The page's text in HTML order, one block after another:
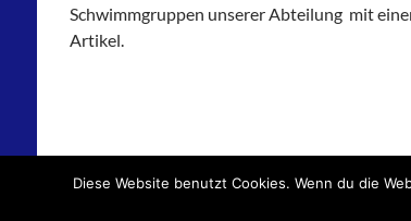
Schwimmgruppen unserer Abteilung mit
Artikel.
Diese Website benutzt Cookies. Wenn du die